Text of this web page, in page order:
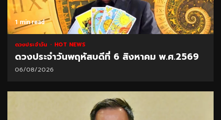
1 min read
ดวงประจำวัน HOT NEWS
ดวงประจำวันพฤหัสบดีที่ 6 สิงหาคม พ.ศ.2569
06/08/2026